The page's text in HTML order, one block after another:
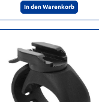
In den Warenkorb